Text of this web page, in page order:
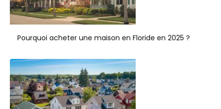
Pourquoi acheter une maison en Floride en 2025 ?